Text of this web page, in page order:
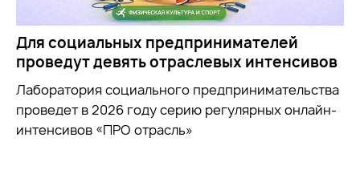
Для социальных предпринимателей
проведут девять отраслевых интенсивов
Лаборатория социального предпринимательства
проведет в 2026 году серию регулярных онлайн-
интенсивов «ПРО отрасль»